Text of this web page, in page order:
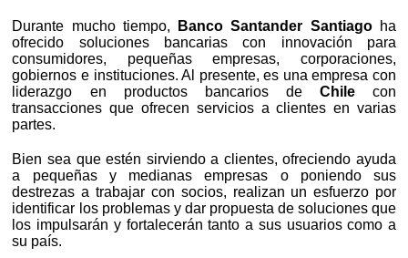
Durante mucho tiempo, Banco Santander Santiagoha
ofrecido soluciones bancarias con innovación para
consumidores, pequeñas empresas, corporaciones,
gobiernos e instituciones. Al presente, es una empresa con
liderazgo en productos bancarios de Chilecon
transacciones que ofrecen servicios a clientes en varias
partes.
Bien sea que estén sirviendo a clientes, ofreciendo ayuda
a pequeñas y medianas empresas o poniendo sus
destrezas a trabajar con socios, realizan un esfuerzo por
identificar los problemas y dar propuesta de soluciones que
los impulsarán y fortalecerán tanto a sus usuarios como a
su país.